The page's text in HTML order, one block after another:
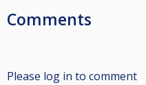
Comments
Please log in to comment